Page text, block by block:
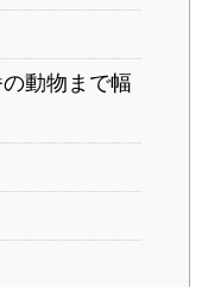
動物まで幅